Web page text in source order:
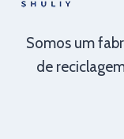
Somos um
de